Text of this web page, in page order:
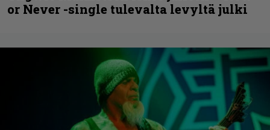
or Never -single tulevalta levyltä julki